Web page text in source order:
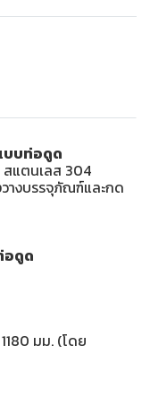
บบท่อดูด
สแตนเลส 304
างบรรจุภัณฑ์และกด
อดูด
มม. (โดย